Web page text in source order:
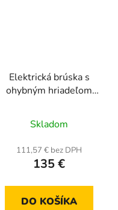
Elektrická brúska s
ohybným hriadeľom
za minútu, nožný pedál,
31 dielov
Skladom
111,57 € bez DPH
135 €
DO KOŠÍKA